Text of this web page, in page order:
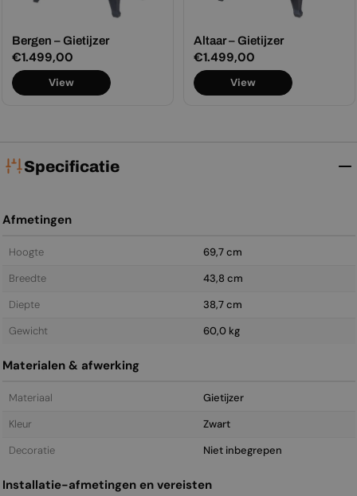
Bergen – Gietijzer
Normale
prijs
€1.499,00
View
Altaar – Gietijzer
Normale
prijs
€1.499,00
View
Specificatie
Afmetingen
Hoogte
69,7 cm
Breedte
43,8 cm
Diepte
38,7 cm
Gewicht
60,0 kg
Materialen & afwerking
Materiaal
Gietijzer
Kleur
Zwart
Decoratie
Niet inbegrepen
Installatie-afmetingen en vereisten